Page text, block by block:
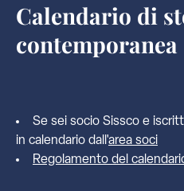
Calendario di
contemporanea
Se sei socio Sissco e
in calendario dall'area soci
Regolamento del